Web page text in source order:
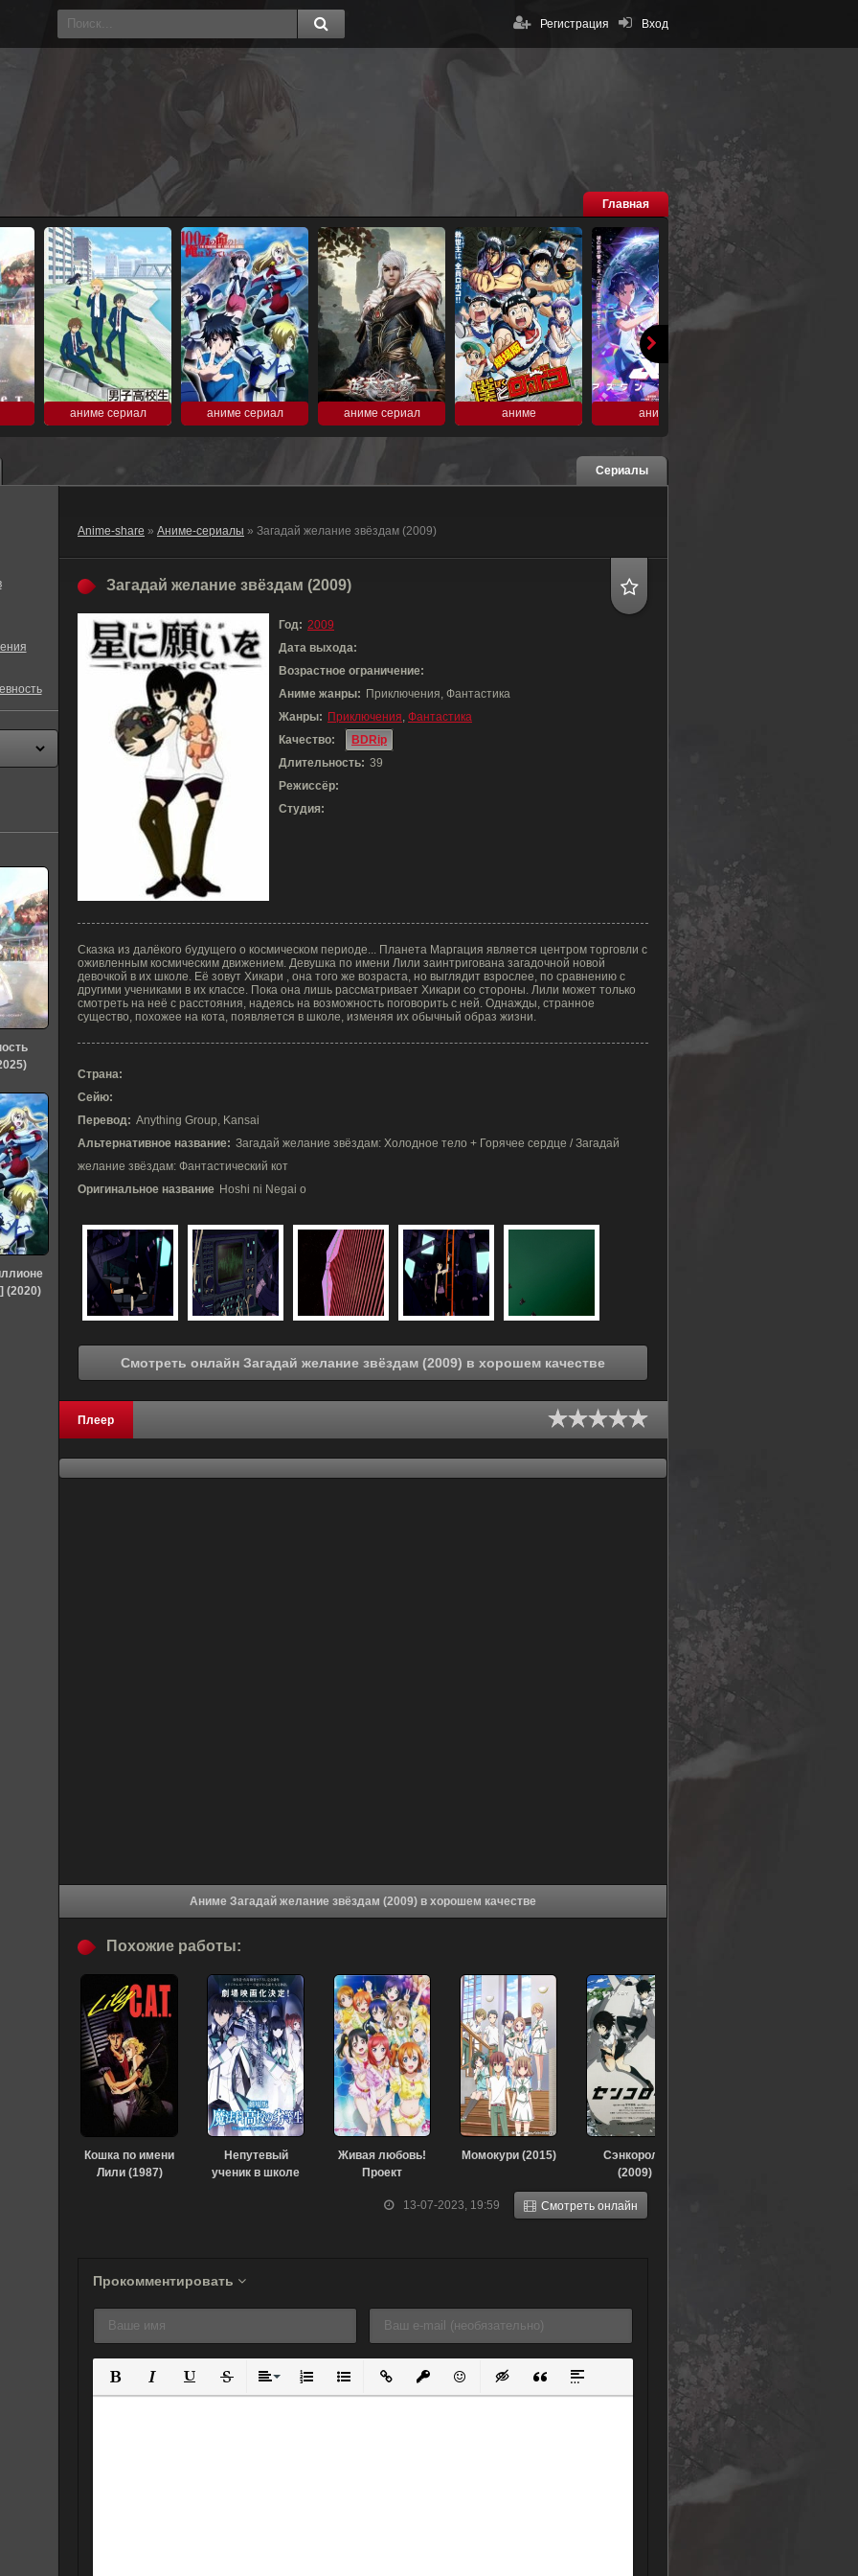
Вход
Регистрация
Главная
аниме сериал аниме сериал аниме сериал аниме аниме
Сериалы
Anime-share » Аниме-сериалы » Загадай желание звёздам (2009)
Загадай желание звёздам (2009)
Год: 2009
Дата выхода:
Возрастное ограничение:
Аниме жанры: Приключения, Фантастика
Жанры: Приключения, Фантастика
Качество:
BDRip
Длительность: 39
Режиссёр:
Студия:
Сказка из далёкого будущего о космическом периоде... Планета Маргация является центром торговли с
оживленным космическим движением. Девушка по имени Лили заинтригована загадочной новой
девочкой в их школе. Её зовут Хикари , она того же возраста, но выглядит взрослее, по сравнению с
другими учениками в их классе. Пока она лишь рассматривает Хикари со стороны. Лили может только
смотреть на неё с расстояния, надеясь на возможность поговорить с ней. Однажды, странное
существо, похожее на кота, появляется в школе, изменяя их обычный образ жизни.
Страна:
Сейю:
Перевод: Anything Group, Kansai
Альтернативное название: Загадай желание звёздам: Холодное тело + Горячее сердце / Загадай
желание звёздам: Фантастический кот
Оригинальное название Hoshi ni Negai o
Смотреть онлайн Загадай желание звёздам (2009) в хорошем качестве
Плеер
Аниме Загадай желание звёздам (2009) в хорошем качестве
13-07-2023, 19:59 Смотреть онлайн
Похожие работы:
Кошка по имени
Лили (1987)
Непутевый
ученик в школе
Живая любовь!
Проект
идол» OVA
Момокури (2015)
Сэнкоролл
(2009)
Прокомментировать
Полужирный
КурсивПодчеркнутый
ЗачеркнутыйВыравнивание
Нумерованный список
Маркированный список
Вставить ссылку
Вставить защищенную ссылку
Вставить смайлик
Вставка скрытого текста
Вставка цитаты
Вставка спойлера
(2020)